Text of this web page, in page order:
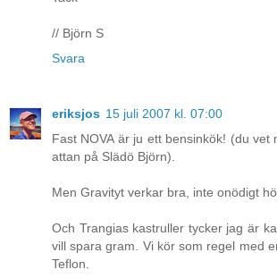
// Björn S
Svara
eriksjos 15 juli 2007 kl. 07:00
Fast NOVA är ju ett bensinkök! (du vet
attan på Slädö Björn).
Men Gravityt verkar bra, inte onödigt
Och Trangias kastruller tycker jag är
vill spara gram. Vi kör som regel med
Teflon.